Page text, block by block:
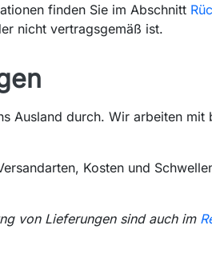
finden Sie im Abschnitt
nicht vertragsgemäß ist.
Ausland durch. Wir arbeiten
Kosten und
von Lieferungen sind auch im